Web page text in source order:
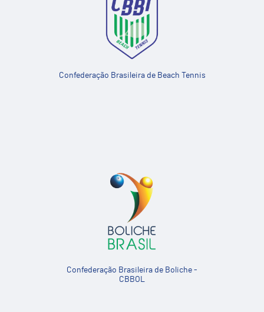
Confederação Brasileira de Beach Tennis
Confederação Brasileira de Boliche -
CBBOL